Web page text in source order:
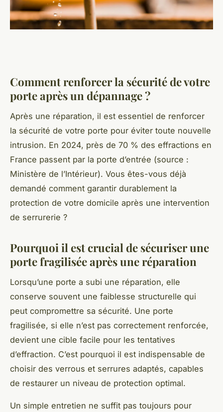
Comment renforcer la sécurité de votre
porte après un dépannage ?
Après une réparation, il est essentiel de renforcer
la sécurité de votre porte pour éviter toute nouvelle
intrusion. En 2024, près de 70 % des effractions en
France passent par la porte d’entrée (source :
Ministère de l’Intérieur). Vous êtes-vous déjà
demandé comment garantir durablement la
protection de votre domicile après une intervention
de serrurerie ?
Pourquoi il est crucial de sécuriser une
porte fragilisée après une réparation
Lorsqu’une porte a subi une réparation, elle
conserve souvent une faiblesse structurelle qui
peut compromettre sa sécurité. Une porte
fragilisée, si elle n’est pas correctement renforcée,
devient une cible facile pour les tentatives
d’effraction. C’est pourquoi il est indispensable de
choisir des verrous et serrures adaptés, capables
de restaurer un niveau de protection optimal.
Un simple entretien ne suffit pas toujours pour